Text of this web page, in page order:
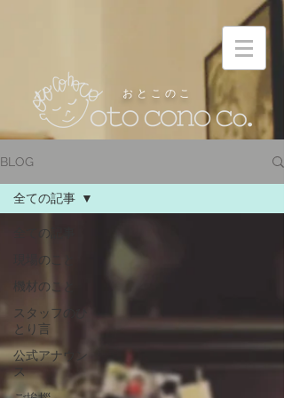
お と こ の こ
BLOG
全ての記事
現場のこと
機材のこと
スタッフのひ
とり言
公式アナウン
ス
全ての記事